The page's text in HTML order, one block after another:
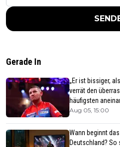
Gerade In
„Er ist bissiger,
verrät den
häufigsten
Aug 05, 15:00
Wann beginnt
Deutschland? So